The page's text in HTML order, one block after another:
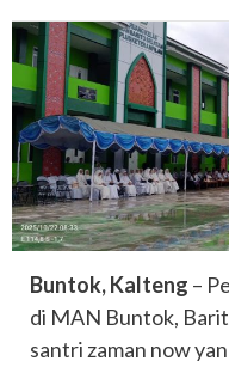
Buntok, Kalteng –
di MAN Buntok,
santri zaman now